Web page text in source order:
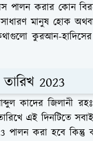
পালন করার কোন
সাধারণ মানুষ হোক
কুরআন-
2023
কাদের জিলানী
এই দিনটিতে
করা হবে কিন্তু